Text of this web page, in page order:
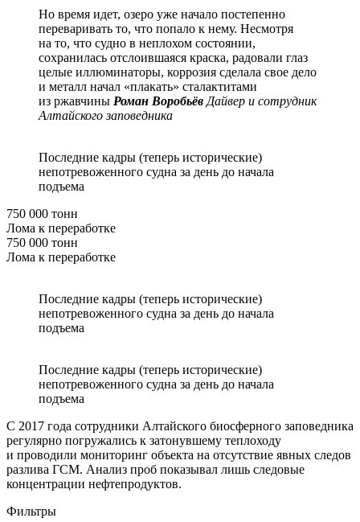
Но время идет, озеро уже начало постепенно
переваривать то, что попало к нему. Несмотря
на то, что судно в неплохом состоянии,
сохранилась отслоившаяся краска, радовали глаз
целые иллюминаторы, коррозия сделала свое дело
и металл начал «плакать» сталактитами
из ржавчины Роман Воробьёв Дайвер и сотрудник
Алтайского заповедника
Последние кадры (теперь исторические)
непотревоженного судна за день до начала
подъема
750 000 тонн
Лома к переработке
750 000 тонн
Лома к переработке
Последние кадры (теперь исторические)
непотревоженного судна за день до начала
подъема
Последние кадры (теперь исторические)
непотревоженного судна за день до начала
подъема
С 2017 года сотрудники Алтайского биосферного заповедника
регулярно погружались к затонувшему теплоходу
и проводили мониторинг объекта на отсутствие явных следов
разлива ГСМ. Анализ проб показывал лишь следовые
концентрации нефтепродуктов.
Фильтры